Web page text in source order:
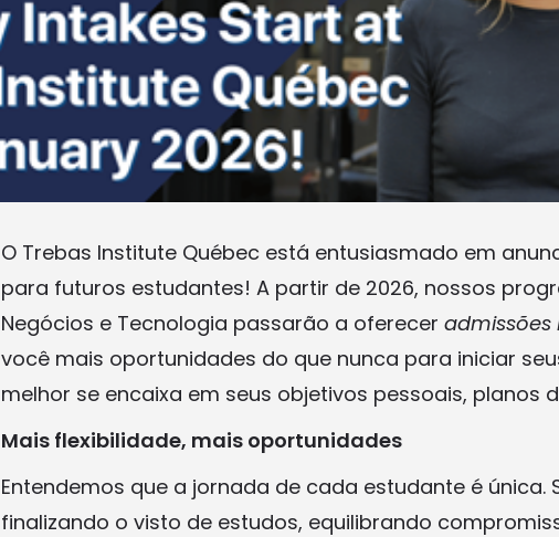
O Trebas Institute Québec está entusiasmado em
para futuros estudantes! A partir de 2026, nossos
Negócios e Tecnologia passarão a oferecer admissões
você mais oportunidades do que nunca para iniciar
melhor se encaixa em seus objetivos pessoais, planos
Mais flexibilidade, mais oportunidades
Entendemos que a jornada de cada estudante é única.
finalizando o visto de estudos, equilibrando